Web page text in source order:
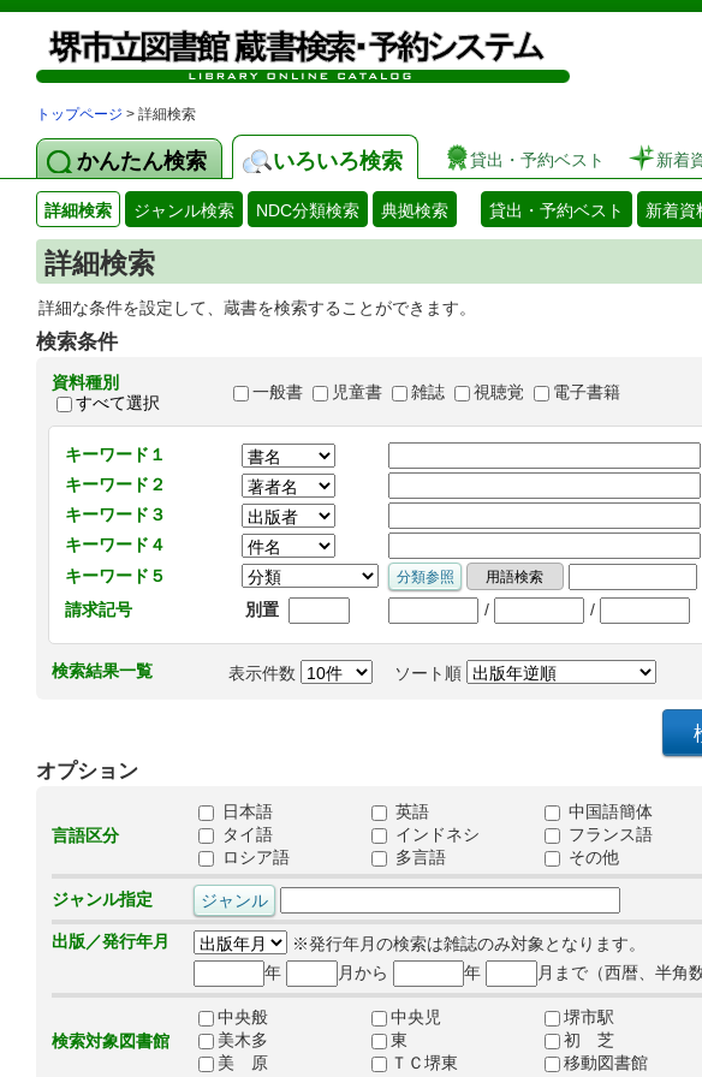
図書館 蔵書検
トップページ > 詳細検索
かんたん検索 いろいろ検索 貸出・予約ベスト 新着
詳細検索 ジャンル検索 NDC分類検索 典拠検索 貸出・予約ベスト 新着資
詳細検索
詳細な条件を設定して、蔵書を検索することができます。
検索条件
資料種別
すべて選択
一般書 児童書 雑誌 視聴覚 電子書籍
キーワード１
キーワード２
キーワード３
キーワード４
キーワード５
請求記号
別置 / /
検索結果一覧 表示件数 ソート順
オプション
言語区分
日本語 英語 中国語簡体
タイ語
インドネシ フランス語
ロシア語
多言語 その他
ジャンル指定
出版／発行年月
※発行年月の検索は雑誌のみ対象となります。
年
月から 年 月まで（西暦、半角数
検索対象図書館
中央般 中央児 堺市駅
美木多
東 初 芝
美 原
ＴＣ堺東 移動図書館